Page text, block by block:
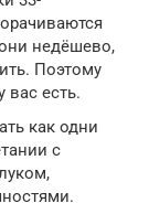
недёшево,
Поэтому
вас есть.
как одни
с